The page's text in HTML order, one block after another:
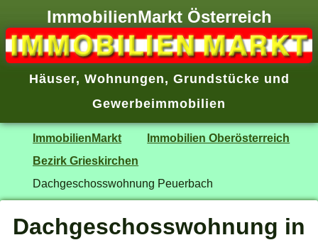
ImmobilienMarkt Österreich
Häuser, Wohnungen, Grundstücke und
Gewerbeimmobilien
ImmobilienMarkt
Immobilien Oberösterreich
Bezirk Grieskirchen
Dachgeschosswohnung Peuerbach
Dachgeschosswohnung in